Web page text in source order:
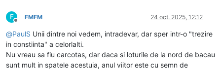
F
Deconectat
FMFM 24 oct. 2025, 12:12
@PaulS Unii dintre noi vedem, intradevar, dar sper intr-o "trezire
in constiinta" a celorlalti.
Nu vreau sa fiu carcotas, dar daca si loturile de la nord de bacau
sunt mult in spatele acestuia, anul viitor este cu semn de